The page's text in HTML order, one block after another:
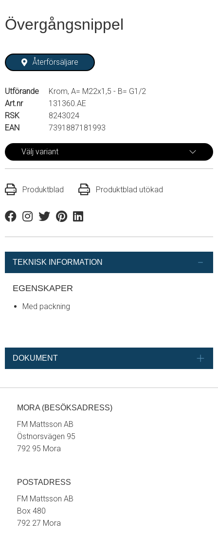
Övergångsnippel
Återförsäljare
Utförande
Krom, A= M22x1,5 - B= G1/2
Art.nr
131360.AE
RSK
8243024
EAN
7391887181993
Välj variant
Produktblad Produktblad utökad
FacebookInstagram
TwitterPinterestLinkedin
TEKNISK INFORMATION
EGENSKAPER
Med packning
DOKUMENT
MORA (BESÖKSADRESS)
FM Mattsson AB
Östnorsvägen 95
792 95 Mora
POSTADRESS
FM Mattsson AB
Box 480
792 27 Mora